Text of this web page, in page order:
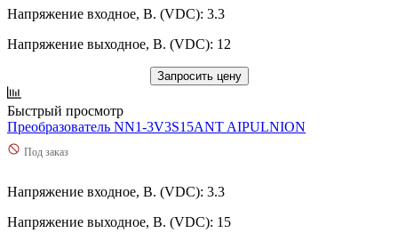
Напряжение входное, В. (VDC): 3.3
Напряжение выходное, В. (VDC): 12
Запросить цену
Быстрый просмотр
Преобразователь NN1-3V3S15ANT AIPULNION
Под заказ
Напряжение входное, В. (VDC): 3.3
Напряжение выходное, В. (VDC): 15